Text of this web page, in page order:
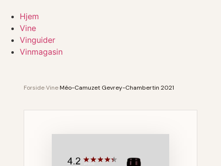
Hjem
Vine
Vinguider
Vinmagasin
ForsideVineMéo-Camuzet Gevrey-Chambertin 2021